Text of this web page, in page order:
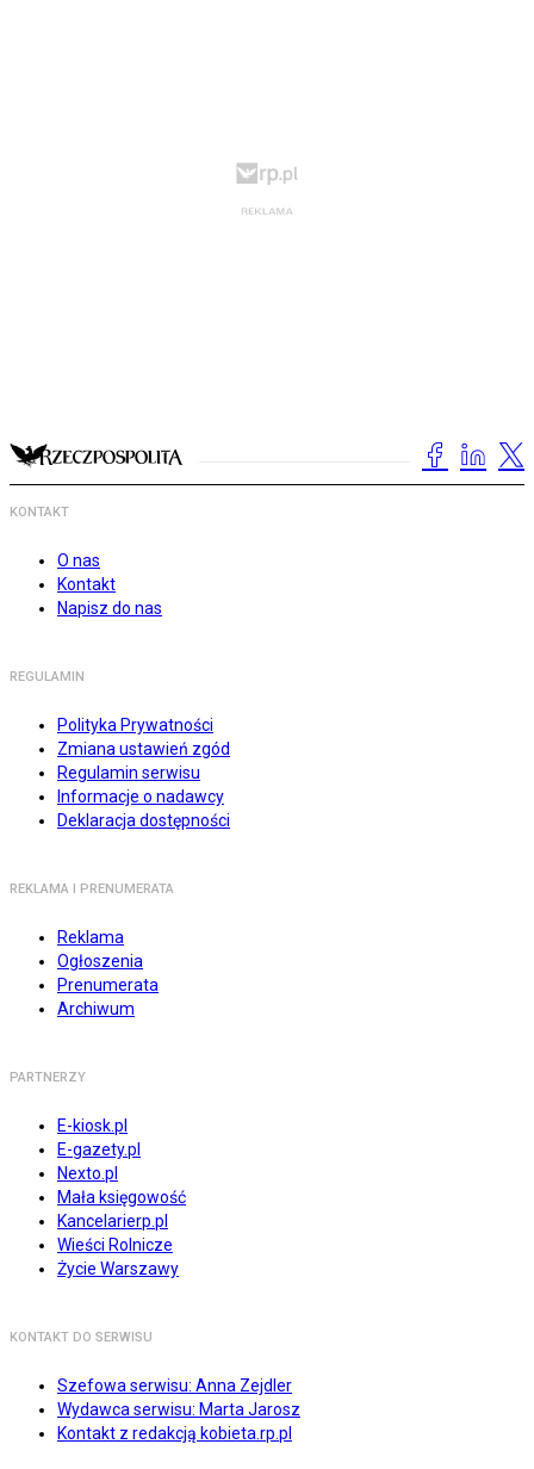
KONTAKT
O nas
Kontakt
Napisz do nas
REGULAMIN
Polityka Prywatności
Zmiana ustawień zgód
Regulamin serwisu
Informacje o nadawcy
Deklaracja dostępności
REKLAMA I PRENUMERATA
Reklama
Ogłoszenia
Prenumerata
Archiwum
PARTNERZY
E-kiosk.pl
E-gazety.pl
Nexto.pl
Mała księgowość
Kancelarierp.pl
Wieści Rolnicze
Życie Warszawy
KONTAKT DO SERWISU
Szefowa serwisu: Anna Zejdler
Wydawca serwisu: Marta Jarosz
Kontakt z redakcją kobieta.rp.pl